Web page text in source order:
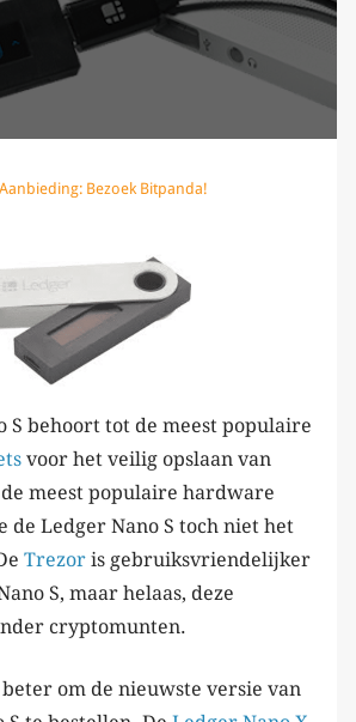
Aanbieding: Bezoek Bitpanda!
S behoort tot de meest populaire
voor het veilig opslaan van
meest populaire hardware
de Ledger Nano S toch niet het
Trezor is gebruiksvriendelijker
S, maar helaas, deze
cryptomunten.
beter om de nieuwste versie van